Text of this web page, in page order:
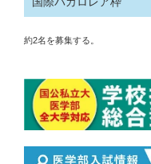
約2名を募集する。